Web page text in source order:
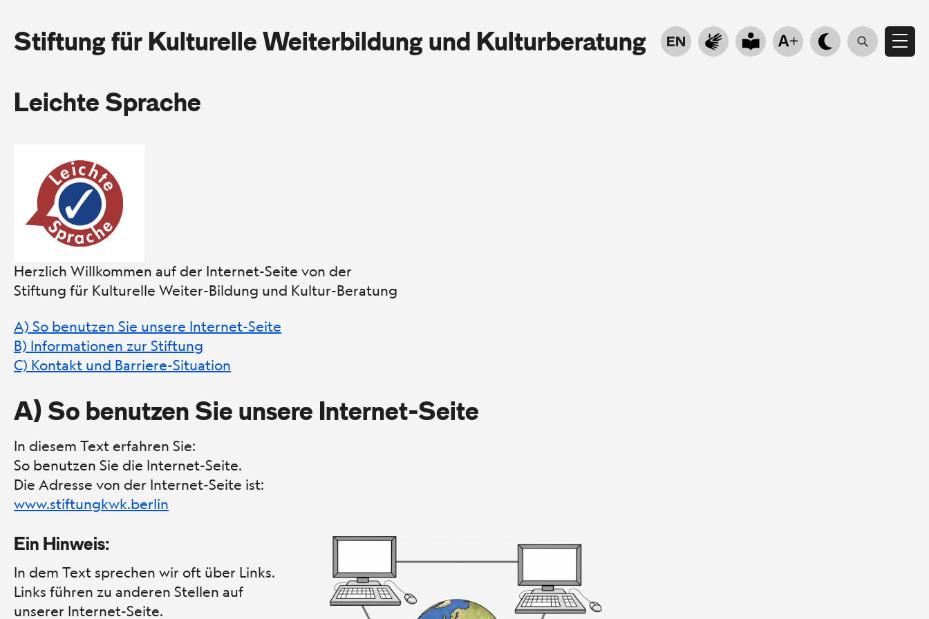
Stiftung für Kulturelle Weiterbildung und Kulturberatung EN
Leichte Sprache
Herzlich Willkommen auf der Internet-Seite von der
Stiftung für Kulturelle Weiter-Bildung und Kultur-Beratung
A) So benutzen Sie unsere Internet-Seite
B) Informationen zur Stiftung
C) Kontakt und Barriere-Situation
A) So benutzen Sie unsere Internet-Seite
In diesem Text erfahren Sie:
So benutzen Sie die Internet-Seite.
Die Adresse von der Internet-Seite ist:
www.stiftungkwk.berlin
Ein Hinweis:
In dem Text sprechen wir oft über Links.
Links führen zu anderen Stellen auf
unserer Internet-Seite.